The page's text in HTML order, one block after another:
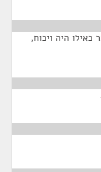
כאילו היה ויכוח,